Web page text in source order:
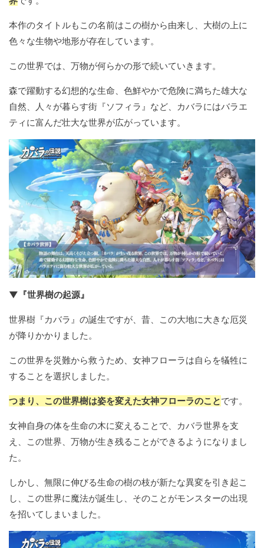
本作のタイトルもこの名前はこの樹から由来し、大樹の上に
色々な生物や地形が存在しています。
この世界では、万物が何らかの形で続いていきます。
森で躍動する幻想的な生命、色鮮やかで危険に満ちた雄大な
自然、人々が暮らす街『ソフィラ』など、カバラにはバラエ
ティに富んだ壮大な世界が広がっています。
▼『世界樹の起源』
世界樹『カバラ』の誕生ですが、昔、この大地に大きな厄災
が降りかかりました。
この世界を災難から救うため、女神フローラは自らを犠牲に
することを選択しました。
つまり、この世界樹は姿を変えた女神フローラのことです。
女神自身の体を生命の木に変えることで、カバラ世界を支
え、この世界、万物が生き残ることができるようになりまし
た。
しかし、無限に伸びる生命の樹の枝が新たな異変を引き起こ
し、この世界に魔法が誕生し、そのことがモンスターの出現
を招いてしまいました。